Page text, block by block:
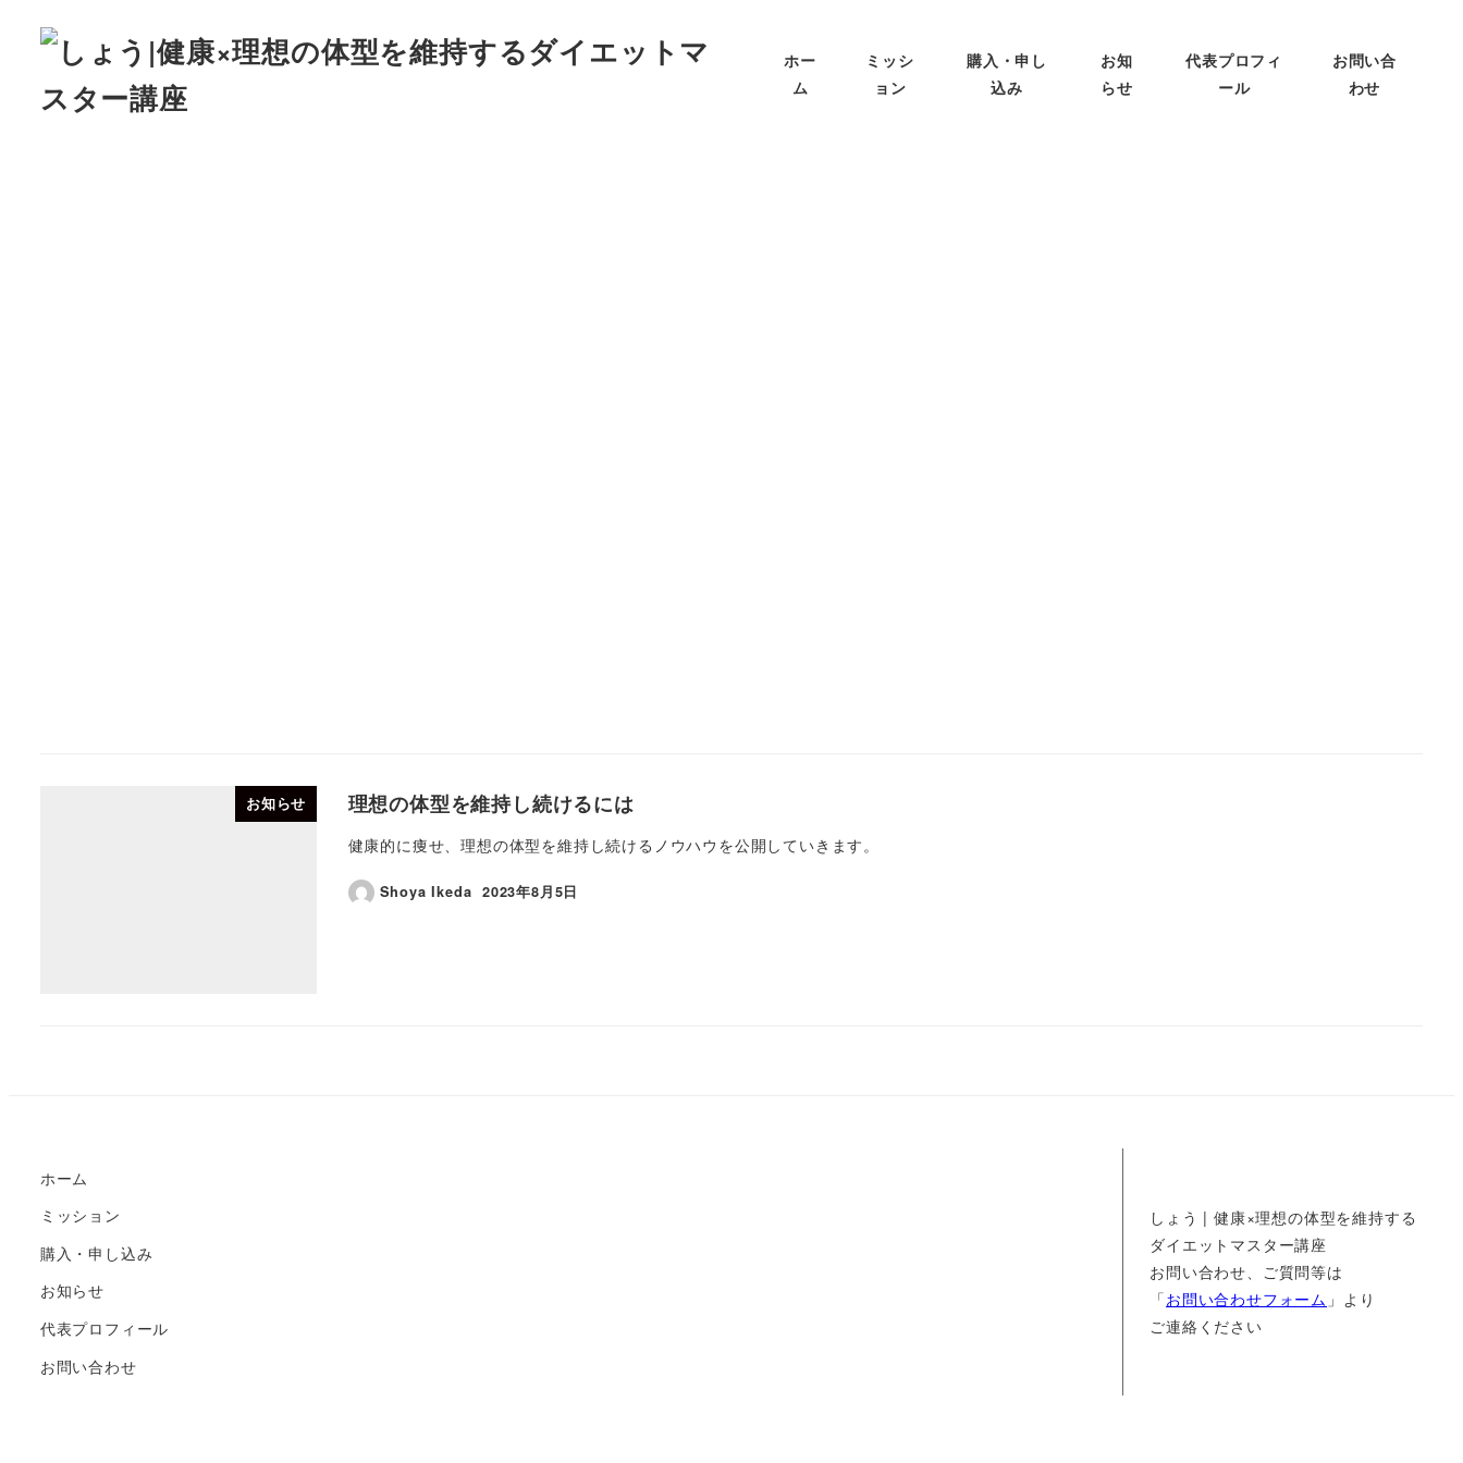
ホー
ム
ミッシ
ョン
購入・申し
込み
お知
らせ
代表プロフィ
ール
お問い合
わせ
お知らせ 理想の体型を維持し続けるには
健康的に痩せ、理想の体型を維持し続けるノウハウを公開していきます。
Shoya Ikeda 2023年8月5日
ホーム
ミッション
購入・申し込み
お知らせ
代表プロフィール
お問い合わせ
しょう | 健康×理想の体型を維持する
ダイエットマスター講座
お問い合わせ、ご質問等は
「お問い合わせフォーム 」より
ご連絡ください